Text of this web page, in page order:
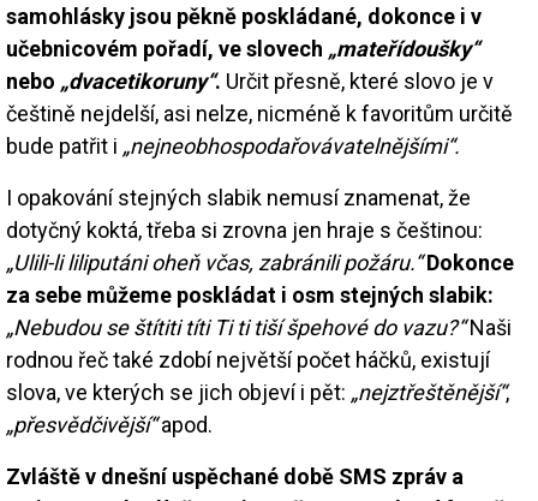
samohlásky jsou pěkně poskládané, dokonce i v
učebnicovém pořadí, ve slovech „mateřídoušky“
nebo „dvacetikoruny“. Určit přesně, které slovo je v
češtině nejdelší, asi nelze, nicméně k favoritům určitě
bude patřit i „nejneobhospodařovávatelnějšími“.
I opakování stejných slabik nemusí znamenat, že
dotyčný koktá, třeba si zrovna jen hraje s češtinou:
„Ulili-li liliputáni oheň včas, zabránili požáru.“ Dokonce
za sebe můžeme poskládat i osm stejných slabik:
„Nebudou se štítiti títi Ti ti tiší špehové do vazu?“Naši
rodnou řeč také zdobí největší počet háčků, existují
slova, ve kterých se jich objeví i pět: „nejztřeštěnější“,
„přesvědčivější“apod.
Zvláště v dnešní uspěchané době SMS zpráv a